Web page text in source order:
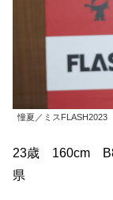
憧夏／ミスFLASH2023
23歳 160cm
県